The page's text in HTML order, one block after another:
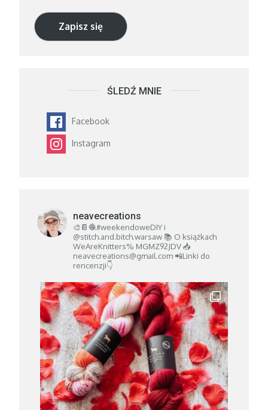
mail
Zapisz się
ŚLEDŹ MNIE
Facebook
Instagram
neavecreations
🎨📔🧶#weekendoweDIY i
@stitch.and.bitch.warsaw📚 O książkach
WeAreKnitters% MGMZ92JDV📥
neavecreations@gmail.com📲Linki do
rencenzji👇